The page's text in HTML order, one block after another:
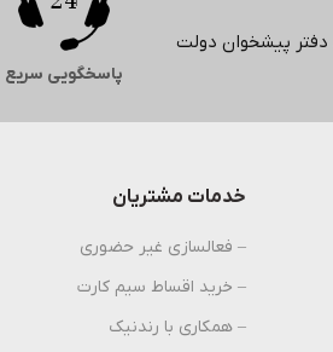
پاسخگویی سریع
خدمات مشتریان
– فعالسازی غیر حضوری
– خرید اقساط سیم کارت
– همکاری با رندنیک